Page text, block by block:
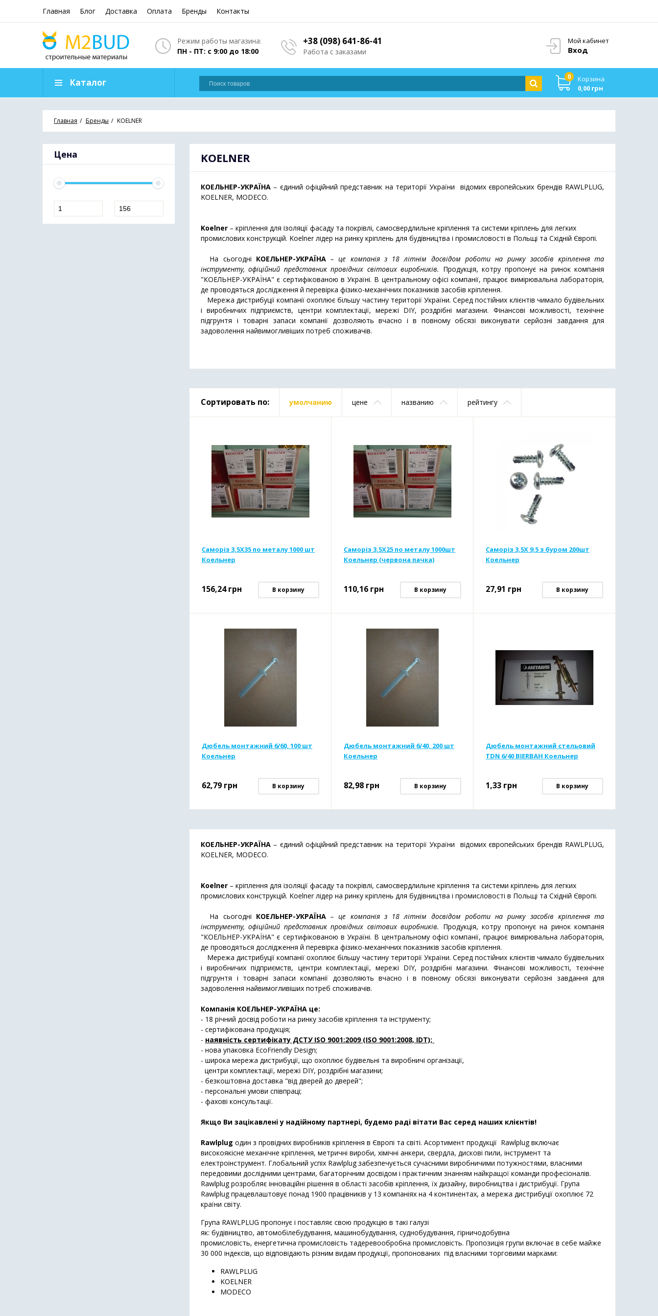
Главная Блог Доставка Оплата Бренды Контакты
Мой кабинет
Вход
Режим работы магазина:
ПН - ПТ: с 9:00 до 18:00
+38 (098) 641-86-41
Работа с заказами
0
Корзина
0,00 грн
Каталог
Главная Бренды KOELNER
Цена KOELNER
КОЕЛЬНЕР-УКРАЇНА – єдиний офіційний представник на території України відомих європейських брендів RAWLPLUG,
KOELNER, MODECO.
Koelner – кріплення для ізоляції фасаду та покрівлі, самосвердлильне кріплення та системи кріплень для легких
промислових конструкцій. Koelner лідер на ринку кріплень для будівництва і промисловості в Польщі та Східній Європі.
На сьогодні КОЕЛЬНЕР-УКРАЇНА– це компанія з 18 літнім досвідом роботи на ринку засобів кріплення та
інструменту, офіційний представник провідних світових виробників. Продукція, котру пропонує на ринок компанія
"КОЕЛЬНЕР-УКРАЇНА" є сертифікованою в Україні. В центральному офісі компанії, працює вимірювальна лабораторія,
де проводяться дослідження й перевірка фізико-механічних показників засобів кріплення.
Мережа дистрибуції компанії охоплює більшу частину території України. Серед постійних клієнтів чимало будівельних
і виробничих підприємств, центри комплектації, мережі DIY, роздрібні магазини. Фінансові можливості, технічне
підгрунтя і товарні запаси компанії дозволяють вчасно і в повному обсязі виконувати серйозні завдання для
задоволення найвимогливіших потреб споживачів.
Сортировать по: умолчанию цене названию рейтингу
Саморіз 3,5Х35 по металу 1000 шт
Коельнер
156,24 грн В корзину
Саморіз 3,5Х25 по металу 1000шт
Коельнер (червона пачка)
110,16 грн В корзину
Саморіз 3,5Х 9,5 з буром 200шт
Коельнер
27,91 грн В корзину
Дюбель монтажний 6/60, 100 шт
Коельнер
62,79 грн В корзину
Дюбель монтажний 6/40, 200 шт
Коельнер
82,98 грн В корзину
Дюбель монтажний стельовий
TDN 6/40 BIERBAH Коельнер
1,33 грн В корзину
КОЕЛЬНЕР-УКРАЇНА – єдиний офіційний представник на території України відомих європейських брендів RAWLPLUG,
KOELNER, MODECO.
Koelner – кріплення для ізоляції фасаду та покрівлі, самосвердлильне кріплення та системи кріплень для легких
промислових конструкцій. Koelner лідер на ринку кріплень для будівництва і промисловості в Польщі та Східній Європі.
На сьогодні КОЕЛЬНЕР-УКРАЇНА– це компанія з 18 літнім досвідом роботи на ринку засобів кріплення та
інструменту, офіційний представник провідних світових виробників. Продукція, котру пропонує на ринок компанія
"КОЕЛЬНЕР-УКРАЇНА" є сертифікованою в Україні. В центральному офісі компанії, працює вимірювальна лабораторія,
де проводяться дослідження й перевірка фізико-механічних показників засобів кріплення.
Мережа дистрибуції компанії охоплює більшу частину території України. Серед постійних клієнтів чимало будівельних
і виробничих підприємств, центри комплектації, мережі DIY, роздрібні магазини. Фінансові можливості, технічне
підгрунтя і товарні запаси компанії дозволяють вчасно і в повному обсязі виконувати серйозні завдання для
задоволення найвимогливіших потреб споживачів.
Компанія КОЕЛЬНЕР-УКРАЇНА це:
- 18 річний досвід роботи на ринку засобів кріплення та інструменту;
- сертифікована продукція;
- наявність сертифікату ДСТУ ISO 9001:2009 (ISO 9001:2008, IDT);
- нова упаковка EcoFriendly Design;
- широка мережа дистрибуції, що охоплює будівельні та виробничі організації,
центри комплектації, мережі DIY, роздрібні магазини;
- безкоштовна доставка "від дверей до дверей";
- персональні умови співпраці;
- фахові консультації.
Якщо Ви зацікавлені у надійному партнері, будемо раді вітати Вас серед наших клієнтів!
Rawlplug один з провідних виробників кріплення в Європі та світі. Асортимент продукції Rawlplug включає
високоякісне механічне кріплення, метричні вироби, хімічні анкери, свердла, дискові пили, інструмент та
електроінструмент. Глобальний успіх Rawlplug забезпечується сучасними виробничими потужностями, власними
передовими дослідними центрами, багаторічним досвідом і практичним знанням найкращої команди професіоналів.
Rawlplug розробляє інноваційні рішення в області засобів кріплення, їх дизайну, виробництва і дистрибуції. Група
Rawlplug працевлаштовує понад 1900 працівників у 13 компаніях на 4 континентах, а мережа дистрибуції охоплює 72
країни світу.
Група RAWLPLUG пропонує і поставляє свою продукцію в такі галузі
як: будівництво, автомобілебудування, машинобудування, суднобудування, гірничодобувна
промисловість, енергетична промисловість тадеревообробна промисловість. Пропозиція групи включає в себе майже
30 000 індексів, що відповідають різним видам продукції, пропонованих під власними торговими марками:
RAWLPLUG
KOELNER
MODECO